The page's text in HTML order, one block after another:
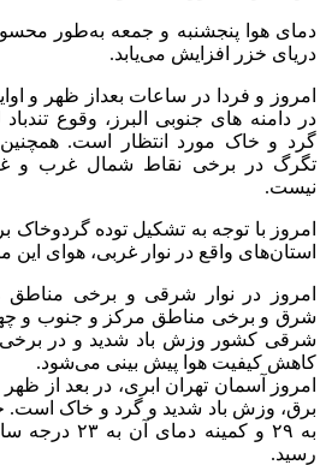
دمای هوا پنجشنبه و جمعه به‌طور
دریای خزر افزایش می‌یابد.
امروز و فردا در ساعات بعداز ظهر و
در دامنه های جنوبی البرز، وقوع
گرد و خاک مورد انتظار است.
تگرگ در برخی نقاط شمال غرب و
نیست.
امروز با توجه به تشکیل توده گردوخاک
استان‌های واقع در نوار غربی، هوای این
امروز در نوار شرقی و برخی
شرق و برخی مناطق مرکز و جنوب و
شرقی کشور وزش باد شدید و در
کاهش کیفیت هوا پیش بینی می‌شود.
امروز آسمان تهران ابری، در بعد از
برق، وزش باد شدید و گرد و خاک است.
به ۲۹ و کمینه
رسید.